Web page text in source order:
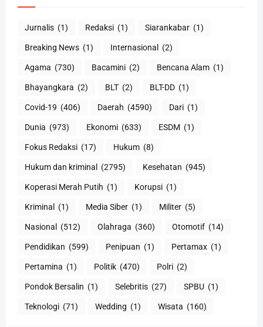
Jurnalis (1) Redaksi (1) Siarankabar (1)
Breaking News (1) Internasional (2)
Agama (730) Bacamini (2) Bencana Alam (1)
Bhayangkara (2) BLT (2) BLT-DD (1)
Covid-19 (406) Daerah (4590) Dari (1)
Dunia (973) Ekonomi (633) ESDM (1)
Fokus Redaksi (17) Hukum (8)
Hukum dan kriminal (2795) Kesehatan (945)
Koperasi Merah Putih (1) Korupsi (1)
Kriminal (1) Media Siber (1) Militer (5)
Nasional (512) Olahraga (360) Otomotif (14)
Pendidikan (599) Penipuan (1) Pertamax (1)
Pertamina (1) Politik (470) Polri (2)
Pondok Bersalin (1) Selebritis (27) SPBU (1)
Teknologi (71) Wedding (1) Wisata (160)